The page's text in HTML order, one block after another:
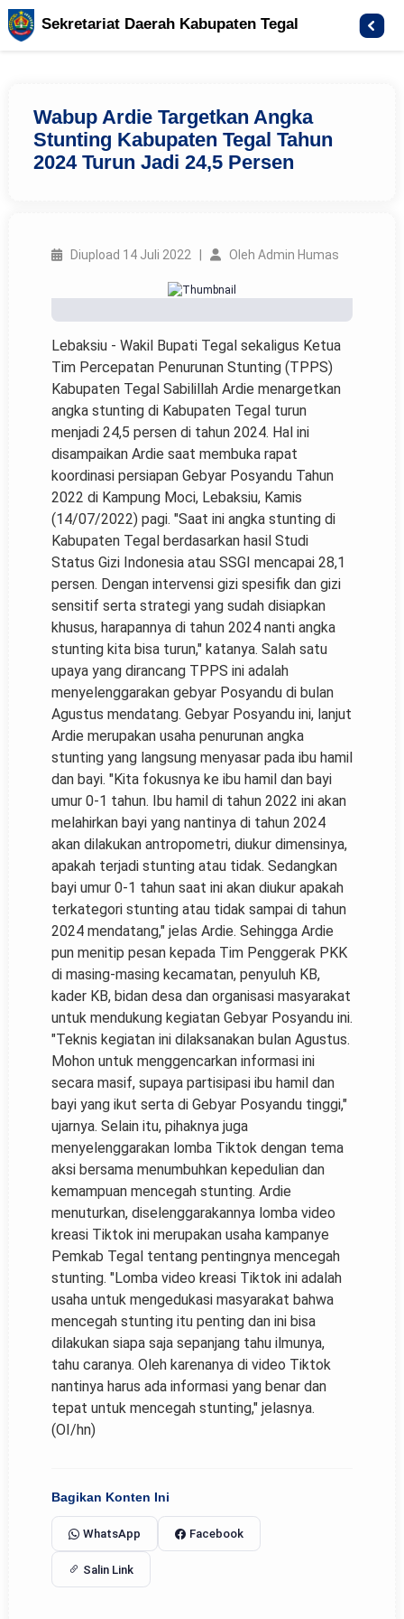
Sekretariat Daerah Kabupaten Tegal
Wabup Ardie Targetkan Angka
Stunting Kabupaten Tegal Tahun
2024 Turun Jadi 24,5 Persen
Diupload 14 Juli 2022 | Oleh Admin Humas
Lebaksiu - Wakil Bupati Tegal sekaligus Ketua
Tim Percepatan Penurunan Stunting (TPPS)
Kabupaten Tegal Sabilillah Ardie menargetkan
angka stunting di Kabupaten Tegal turun
menjadi 24,5 persen di tahun 2024. Hal ini
disampaikan Ardie saat membuka rapat
koordinasi persiapan Gebyar Posyandu Tahun
2022 di Kampung Moci, Lebaksiu, Kamis
(14/07/2022) pagi. "Saat ini angka stunting di
Kabupaten Tegal berdasarkan hasil Studi
Status Gizi Indonesia atau SSGI mencapai 28,1
persen. Dengan intervensi gizi spesifik dan gizi
sensitif serta strategi yang sudah disiapkan
khusus, harapannya di tahun 2024 nanti angka
stunting kita bisa turun," katanya. Salah satu
upaya yang dirancang TPPS ini adalah
menyelenggarakan gebyar Posyandu di bulan
Agustus mendatang. Gebyar Posyandu ini, lanjut
Ardie merupakan usaha penurunan angka
stunting yang langsung menyasar pada ibu hamil
dan bayi. "Kita fokusnya ke ibu hamil dan bayi
umur 0-1 tahun. Ibu hamil di tahun 2022 ini akan
melahirkan bayi yang nantinya di tahun 2024
akan dilakukan antropometri, diukur dimensinya,
apakah terjadi stunting atau tidak. Sedangkan
bayi umur 0-1 tahun saat ini akan diukur apakah
terkategori stunting atau tidak sampai di tahun
2024 mendatang," jelas Ardie. Sehingga Ardie
pun menitip pesan kepada Tim Penggerak PKK
di masing-masing kecamatan, penyuluh KB,
kader KB, bidan desa dan organisasi masyarakat
untuk mendukung kegiatan Gebyar Posyandu ini.
"Teknis kegiatan ini dilaksanakan bulan Agustus.
Mohon untuk menggencarkan informasi ini
secara masif, supaya partisipasi ibu hamil dan
bayi yang ikut serta di Gebyar Posyandu tinggi,"
ujarnya. Selain itu, pihaknya juga
menyelenggarakan lomba Tiktok dengan tema
aksi bersama menumbuhkan kepedulian dan
kemampuan mencegah stunting. Ardie
menuturkan, diselenggarakannya lomba video
kreasi Tiktok ini merupakan usaha kampanye
Pemkab Tegal tentang pentingnya mencegah
stunting. "Lomba video kreasi Tiktok ini adalah
usaha untuk mengedukasi masyarakat bahwa
mencegah stunting itu penting dan ini bisa
dilakukan siapa saja sepanjang tahu ilmunya,
tahu caranya. Oleh karenanya di video Tiktok
nantinya harus ada informasi yang benar dan
tepat untuk mencegah stunting," jelasnya.
(OI/hn)
Bagikan Konten Ini
WhatsApp Facebook
Salin Link